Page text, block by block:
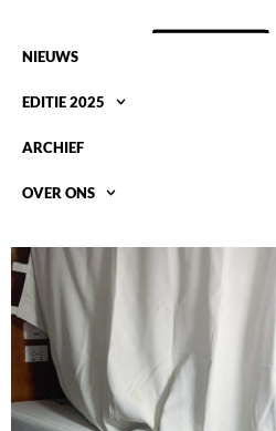
NIEUWS
EDITIE 2025
ARCHIEF
OVER ONS